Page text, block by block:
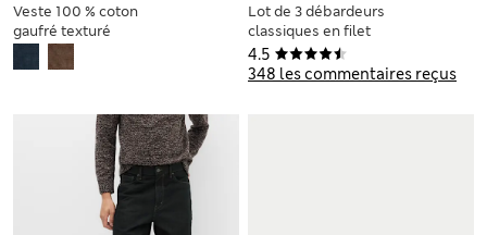
Veste 100 % coton
gaufré texturé
4.5
348 les commentaires reçus
Lot de 3 débardeurs
classiques en filet
100 % coton